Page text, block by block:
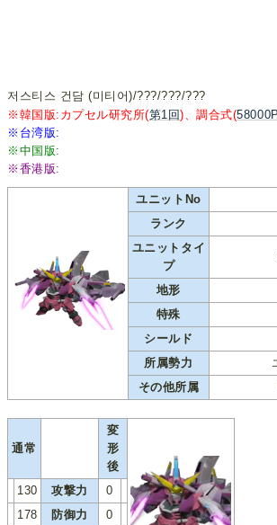
저스티스 건담 (미티어)/???/???/???
※韓国版:カプセル研究所(第1回)、調合式(
※台湾版:
※中国版:
※香港版:
ユニットNo
ランク
ユニットタイ
プ
地形
特殊
シールド
所属勢力
その他所属
通常
変
形
後
130
攻撃力
0
178
防御力
0